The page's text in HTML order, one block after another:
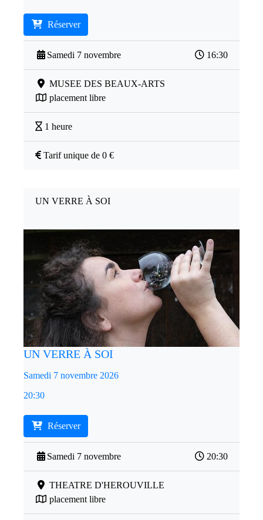
Réserver
Samedi 7 novembre 16:30
MUSEE DES BEAUX-ARTS
placement libre
1 heure
Tarif unique de 0 €
UN VERRE À SOI
UN VERRE À SOI
Samedi 7 novembre 2026
20:30
Réserver
Samedi 7 novembre 20:30
THEATRE D'HEROUVILLE
placement libre